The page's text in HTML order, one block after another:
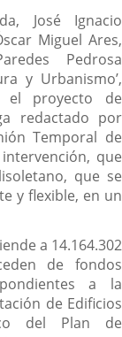
José Ignacio
Miguel Ares,
Pedrosa
y Urbanismo’,
el proyecto de
redactado por
Temporal de
que
que se
y flexible, en un
a 14.164.302
de fondos
a la
de Edificios
del Plan de